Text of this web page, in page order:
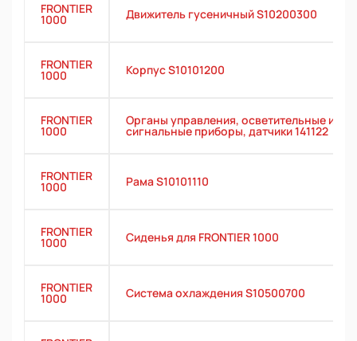
FRONTIER
1000 Движитель гусеничный S10200300
FRONTIER
1000 Корпус S10101200
FRONTIER
1000
Органы управления, осветительные и
сигнальные приборы, датчики 141122
FRONTIER
1000 Рама S10101110
FRONTIER
1000 Сиденья для FRONTIER 1000
FRONTIER
1000 Система охлаждения S10500700